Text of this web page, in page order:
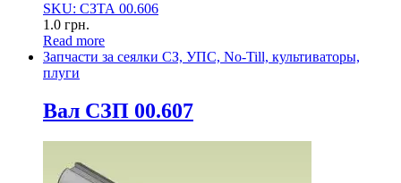
SKU: СЗТА 00.606
1.0 грн.
Read more
Запчасти за сеялки СЗ, УПС, No-Till, культиваторы,
плуги
Вал СЗП 00.607